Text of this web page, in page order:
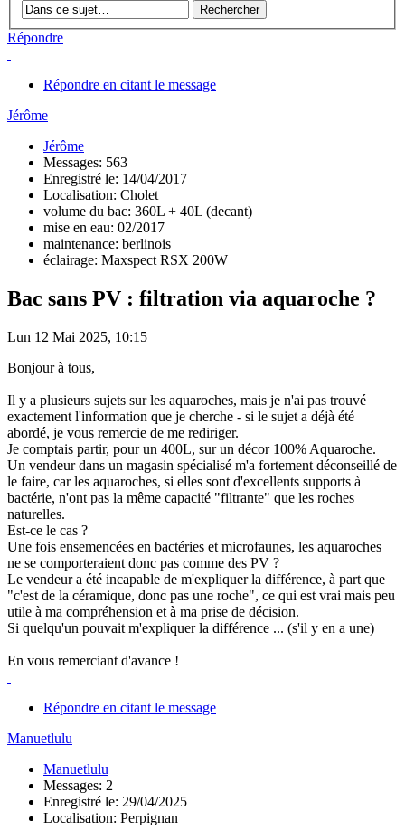
Répondre
Répondre en citant le message
Jérôme
Jérôme
Messages: 563
Enregistré le: 14/04/2017
Localisation: Cholet
volume du bac: 360L + 40L (decant)
mise en eau: 02/2017
maintenance: berlinois
éclairage: Maxspect RSX 200W
Bac sans PV : filtration via aquaroche ?
Lun 12 Mai 2025, 10:15
Bonjour à tous,
Il y a plusieurs sujets sur les aquaroches, mais je n'ai pas trouvé
exactement l'information que je cherche - si le sujet a déjà été
abordé, je vous remercie de me rediriger.
Je comptais partir, pour un 400L, sur un décor 100% Aquaroche.
Un vendeur dans un magasin spécialisé m'a fortement déconseillé de
le faire, car les aquaroches, si elles sont d'excellents supports à
bactérie, n'ont pas la même capacité "filtrante" que les roches
naturelles.
Est-ce le cas ?
Une fois ensemencées en bactéries et microfaunes, les aquaroches
ne se comporteraient donc pas comme des PV ?
Le vendeur a été incapable de m'expliquer la différence, à part que
"c'est de la céramique, donc pas une roche", ce qui est vrai mais peu
utile à ma compréhension et à ma prise de décision.
Si quelqu'un pouvait m'expliquer la différence ... (s'il y en a une)
En vous remerciant d'avance !
Répondre en citant le message
Manuetlulu
Manuetlulu
Messages: 2
Enregistré le: 29/04/2025
Localisation: Perpignan